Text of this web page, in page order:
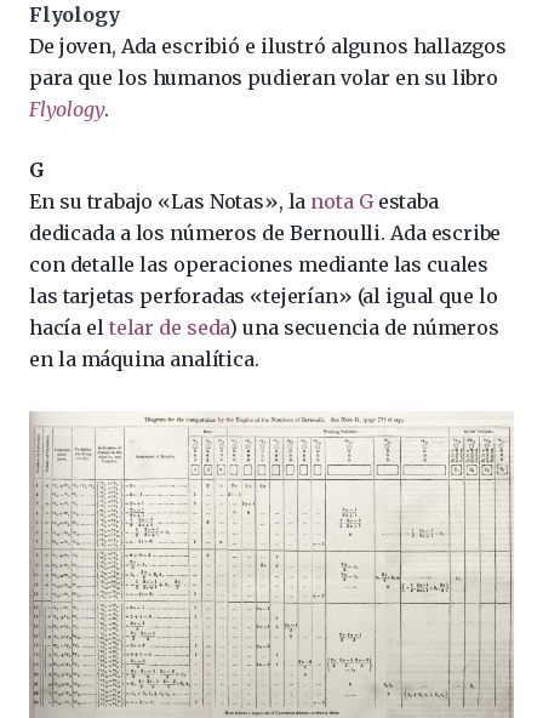
Flyology
De joven, Ada escribió e ilustró algunos hallazgos
para que los humanos pudieran volar en su libro
Flyology.
G
En su trabajo «Las Notas», la nota Gestaba
dedicada a los números de Bernoulli. Ada escribe
con detalle las operaciones mediante las cuales
las tarjetas perforadas «tejerían» (al igual que lo
hacía el telar de seda) una secuencia de números
en la máquina analítica.